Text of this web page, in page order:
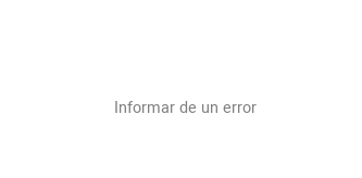
Informar de un error